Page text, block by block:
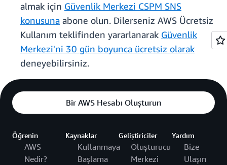
almak için Güvenlik Merkezi CSPM SNS
konusuna abone olun. Dilerseniz AWS Ücretsiz
Kullanım teklifinden yararlanarak Güvenlik
Merkezi'ni 30 gün boyunca ücretsiz olarak
deneyebilirsiniz.
Bir AWS Hesabı Oluşturun
Öğrenin
AWS
Nedir?
Kaynaklar
Kullanmaya
Başlama
Geliştiriciler
Oluşturucu
Merkezi
Yardım
Bize
Ulaşın